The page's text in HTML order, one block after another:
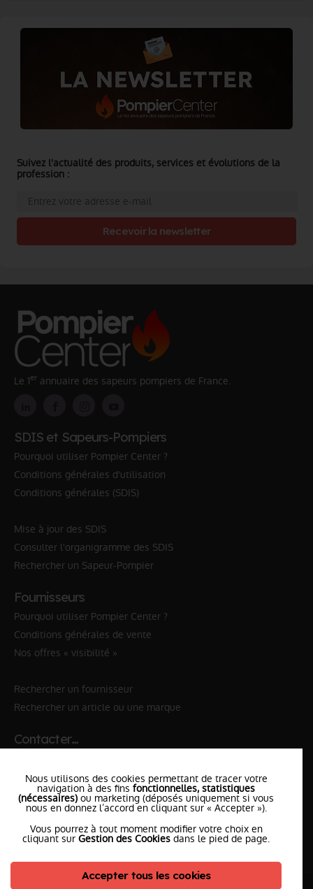
Suivez l'actualité des produits, services et évolutions de la
profession :
Recevoir la newsletter
Le 1er annuaire des sapeurs pompiers de France.
SDIS et Sapeurs-Pompiers
Pourquoi utiliser Pompier Center ?
Conditions générales d'utilisation
Conditions générales (SDIS)
Mise à jour des SDIS
Consulter l'organigramme des SDIS
Rechercher un Sapeur-Pompier
Fournisseurs
Pourquoi utiliser Pompier Center ?
Conditions générales de vente
Nos offres « visibilité »
Rechercher un fournisseur
Rechercher un article ou une marque
Contacter…
✆ 18№National Sapeurs-Pompiers
le SDISle plus proche
l'équipePompierCenter
Nous utilisons des cookies permettant de tracer votre
navigation à des fins fonctionnelles, statistiques
(nécessaires) ou marketing (déposés uniquement si vous
nous en donnez l’accord en cliquant sur « Accepter »).
Vous pourrez à tout moment modifier votre choix en
cliquant sur Gestion des Cookies dans le pied de page.
Accepter tous les cookies